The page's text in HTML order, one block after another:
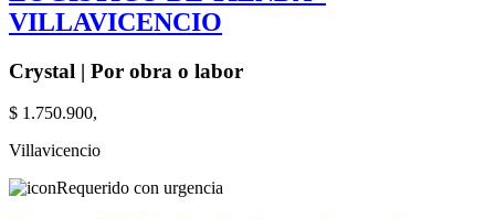
VILLAVICENCIO
Crystal | Por obra o labor
$ 1.750.900,
Villavicencio
Requerido con urgencia